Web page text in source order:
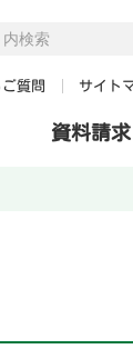
質問 サイト
資料請求